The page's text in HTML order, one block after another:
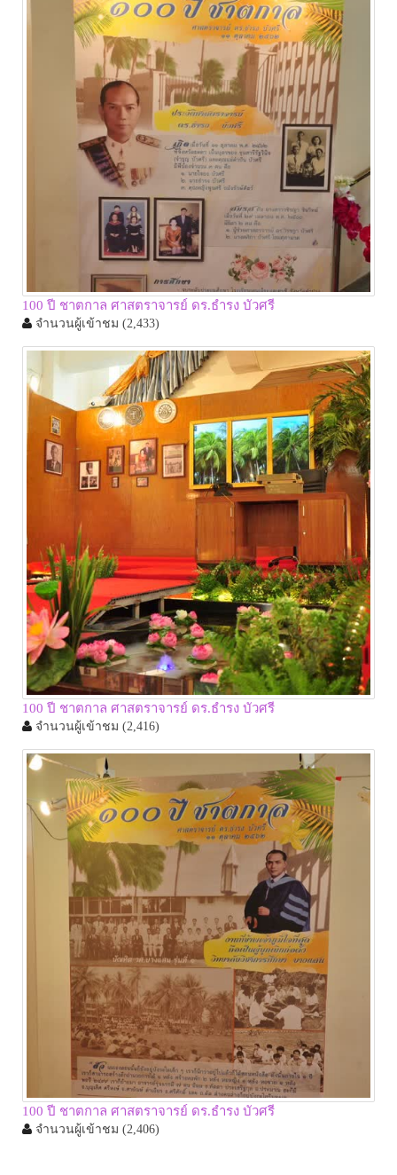
100 ปี ชาตกาล ศาสตราจารย์ ดร.ธำรง บัวศรี
จำนวนผู้เข้าชม (2,433)
100 ปี ชาตกาล ศาสตราจารย์ ดร.ธำรง บัวศรี
จำนวนผู้เข้าชม (2,416)
100 ปี ชาตกาล ศาสตราจารย์ ดร.ธำรง บัวศรี
จำนวนผู้เข้าชม (2,406)